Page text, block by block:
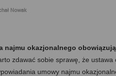
Nowak
najmu okazjonalnego
zdawać sobie sprawę, że
umowy najmu